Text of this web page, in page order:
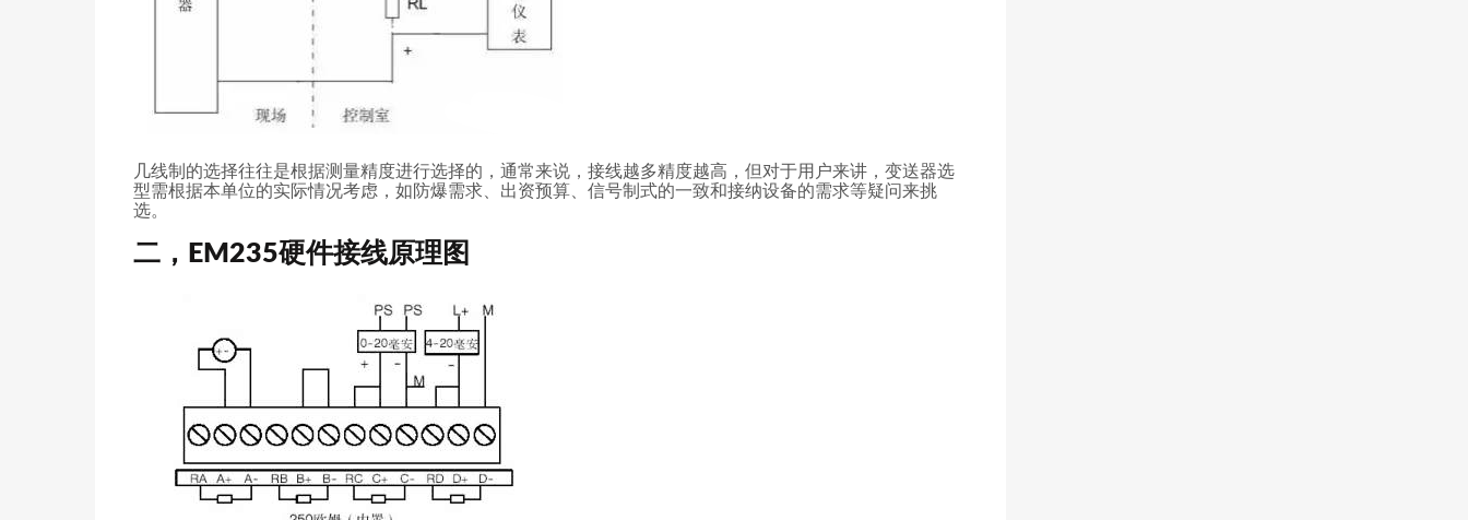
几线制的选择往往是根据测量精度进行选择的，通常来说，接线越多精度越高，但对于用户来讲，变送器选
型需根据本单位的实际情况考虑，如防爆需求、出资预算、信号制式的一致和接纳设备的需求等疑问来挑
选。
二，EM235硬件接线原理图